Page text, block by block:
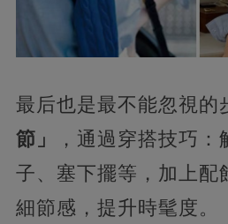
最后也是最不能忽視的
節」
，通過穿搭技巧
子、塞下擺等，加上配
細節感，提升時髦度。